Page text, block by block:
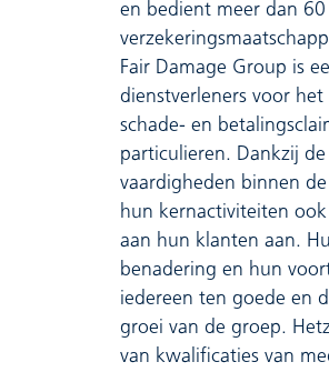
en bedient meer dan
Fair Damage Group is
dienstverleners voor
schade- en
particulieren. Dankzij
vaardigheden binnen
hun kernactiviteiten
aan hun klanten aan.
benadering en hun
iedereen ten goede en
groei van de groep.
van kwalificaties van